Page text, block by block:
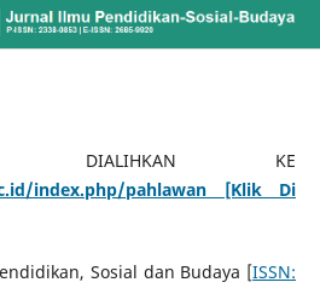
DIALIHKAN KE
index.php/pahlawan [Klik Di
Sosial dan Budaya [ISSN: